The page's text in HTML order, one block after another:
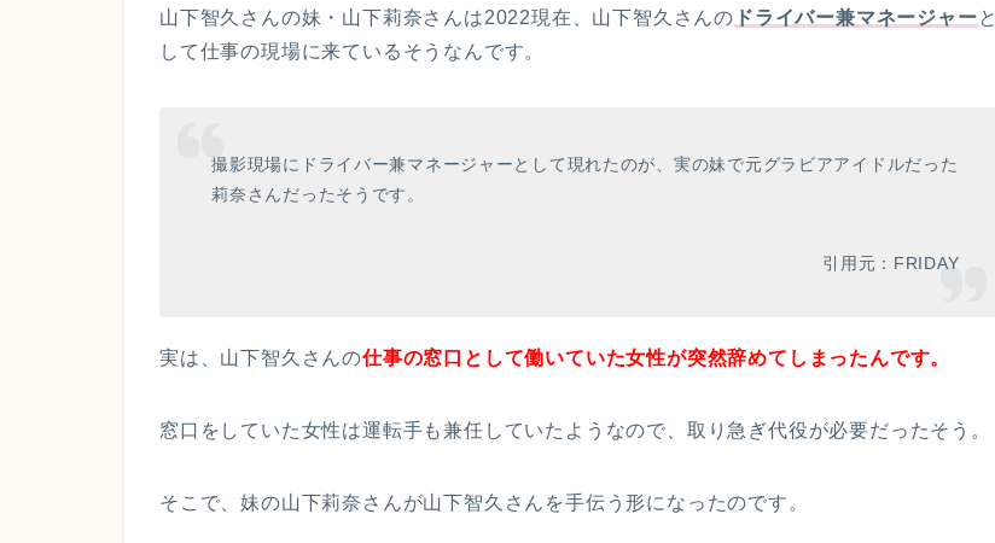
山下智久さんの妹・山下莉奈さんは2022現在、山下智久さんの ドライバー兼マネージャーと
して仕事の現場に来ているそうなんです。
撮影現場にドライバー兼マネージャーとして現れたのが、実の妹で元グラビアアイドルだった
莉奈さんだったそうです。
引用元：FRIDAY
実は、山下智久さんの仕事の窓口として働いていた女性が突然辞めてしまったんです。
窓口をしていた女性は運転手も兼任していたようなので、 取り急ぎ代役が必要だったそう。
そこで、妹の山下莉奈さんが山下智久さんを手伝う形になったのです。